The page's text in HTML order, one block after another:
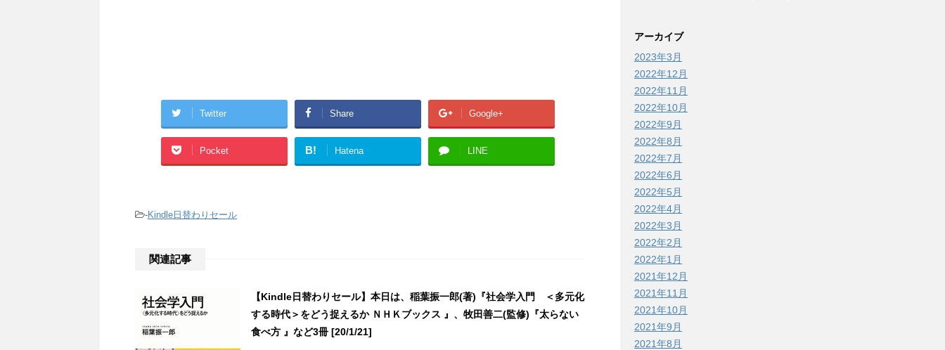
Twitter Share Google+
Pocket B! Hatena LINE
-Kindle日替わりセール
関連記事
【Kindle日替わりセール】本日は、稲葉振一郎(著)『社会学入門 ＜多元化
する時代＞をどう捉えるか ＮＨＫブックス 』、牧田善二(監修)『太らない
食べ方 』など3冊 [20/1/21]
アーカイブ
2023年3月
2022年12月
2022年11月
2022年10月
2022年9月
2022年8月
2022年7月
2022年6月
2022年5月
2022年4月
2022年3月
2022年2月
2022年1月
2021年12月
2021年11月
2021年10月
2021年9月
2021年8月